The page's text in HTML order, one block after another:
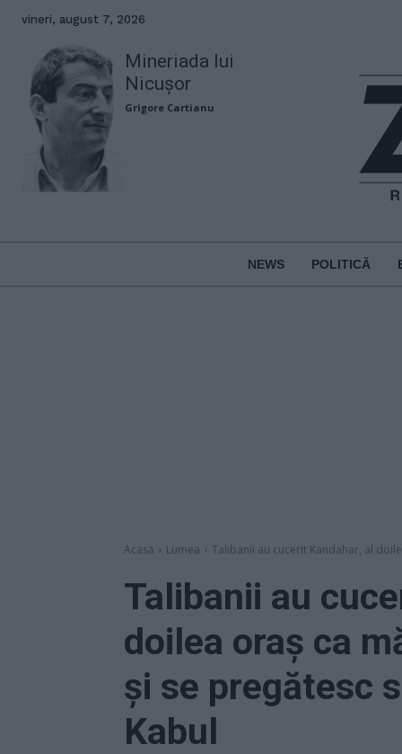
vineri, august 7, 2026
Mineriada lui
Nicușor
Grigore Cartianu
NEWS POLITICĂ
Acasă Lumea Talibanii au cucerit Kandahar, al
Talibanii au
doilea oraș ca
și se pregătesc
Kabul